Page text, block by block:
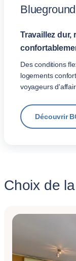
Travaillez dur,
Des conditions
logements
voyageurs
Découvrir
Choix de